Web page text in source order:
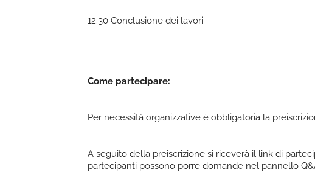
12.30 Conclusione dei lavori
Come partecipare:
Per necessità organizzative è obbligatoria la
A seguito della preiscrizione si riceverà il link di
partecipanti possono porre domande nel pannello